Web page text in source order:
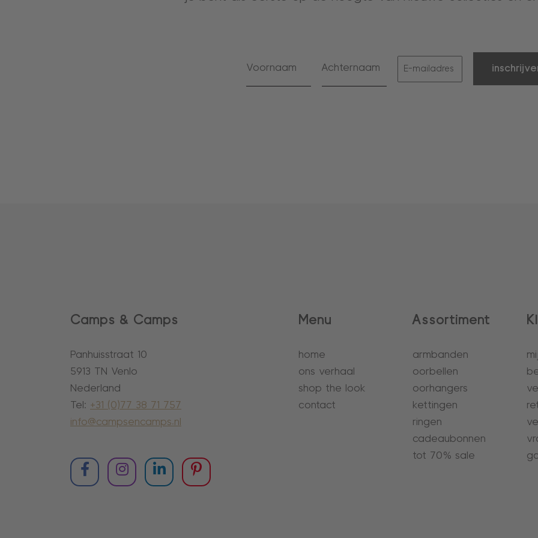
Camps & Camps
Panhuisstraat 10
5913 TN Venlo
Nederland
Tel: +31 (0)77 38 71 757
info@campsencamps.nl
Menu
home
ons verhaal
shop the look
contact
Assortiment
armbanden
oorbellen
oorhangers
kettingen
ringen
cadeaubonnen
tot 70% sale